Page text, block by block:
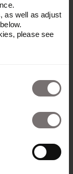
as well as adjust
please see